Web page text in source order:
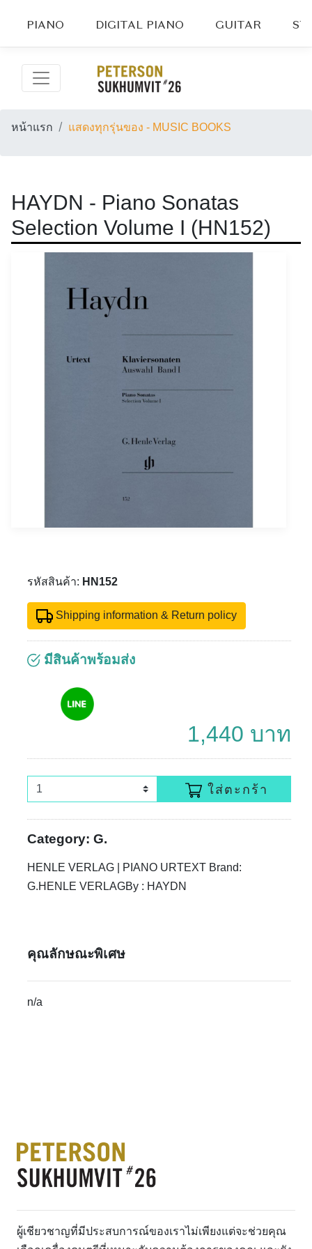
PIANO DIGITAL PIANO GUITAR
หน้าแรก แสดงทุกรุ่นของ - MUSIC BOOKS
HAYDN - Piano Sonatas
Selection Volume I (HN152)
รหัสสินค้า: HN152
Shipping information & Return policy
มีสินค้าพร้อมส่ง
1,440 บาท
ใส่ตะกร้า
Category: G.
HENLE VERLAG | PIANO URTEXT Brand:
G.HENLE VERLAGBy : HAYDN
คุณลักษณะพิเศษ
n/a
ผู้เชียวชาญที่มีประสบการณ์ของเราไม่เพียงแต่จะช่วยคุณ